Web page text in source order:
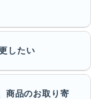
したい
商品のお取り寄